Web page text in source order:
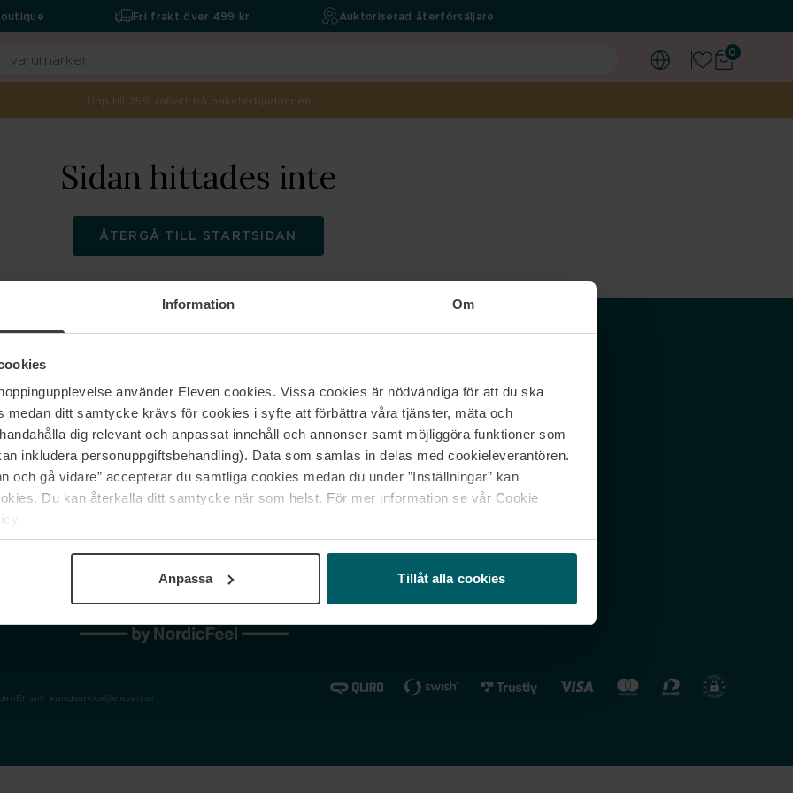
Information Om
använder Eleven cookies. Vissa cookies är nödvändiga för att du ska
medan ditt samtycke krävs för cookies i syfte att förbättra våra tjänster, mäta och
dig relevant och anpassat innehåll och annonser samt möjliggöra funktioner som
inkludera personuppgiftsbehandling). Data som samlas in delas med cookieleverantören.
och gå vidare” accepterar du samtliga cookies medan du under ”Inställningar” kan
Du kan återkalla ditt samtycke när som helst. För mer information se vår Cookie
Anpassa Tillåt alla cookies
0
Fri frakt över 499 kr Auktoriserad återförsäljare
Upp till 25% rabatt på paketerbjudanden
Sidan hittades inte
ÅTERGÅ TILL STARTSIDAN
Om oss
Jobba hos oss
Våra varumärken
Kontakta oss
Vanliga frågor & svar
Spåra min beställning
reklamationer
Nordicfeel SE
Nordicfeel FI
Nordicfeel NO
Email: kundservice@eleven.se